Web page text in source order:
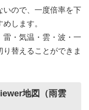
いので、一度倍率を下
します。
・気温・雲・波・一
替えることができま
地図（雨雲